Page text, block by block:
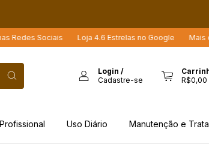
Loja 4.6 Estrelas no Google Mais de 21 Mil
Login /
Cadastre-se
R$0,00
Uso Diário Manutenção e